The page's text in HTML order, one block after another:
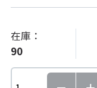
在庫：
90